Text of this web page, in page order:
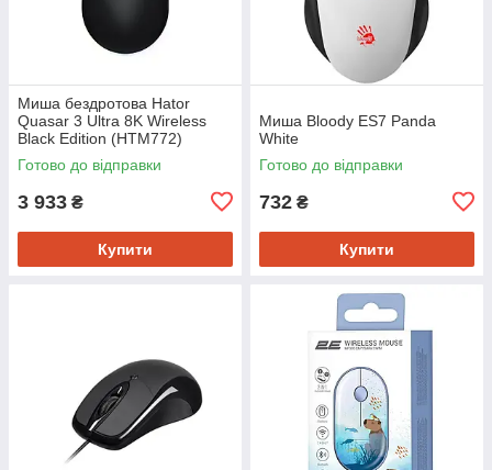
Миша бездротова Hator
Quasar 3 Ultra 8K Wireless
Black Edition (HTM772)
Готово до відправки
3 933 ₴
Купити
Миша Bloody ES7 Panda
White
Готово до відправки
732 ₴
Купити